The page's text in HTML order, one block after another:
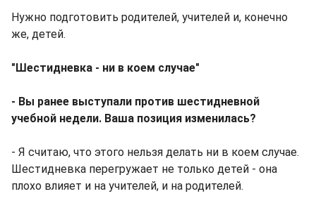
Нужно подготовить родителей, учителей и, конечно
же, детей.
"Шестидневка - ни в коем случае"
- Вы ранее выступали против шестидневной
учебной недели. Ваша позиция изменилась?
- Я считаю, что этого нельзя делать ни в коем случае.
Шестидневка перегружает не только детей - она
плохо влияет и на учителей, и на родителей.